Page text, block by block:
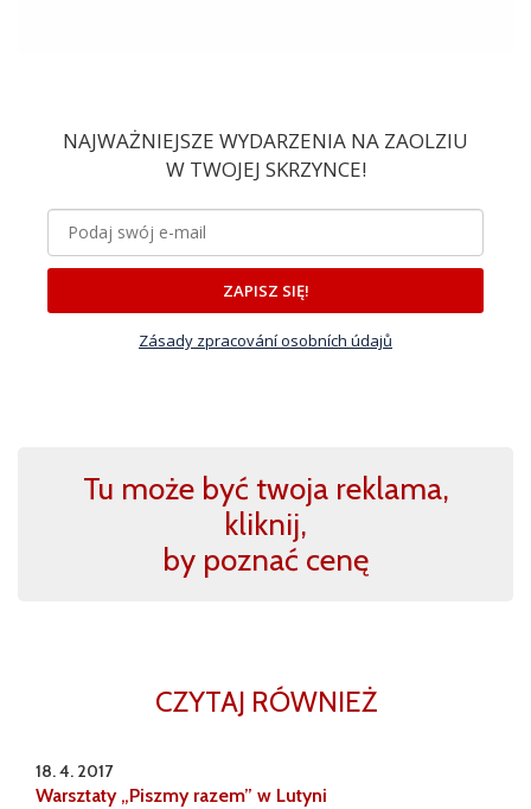
NAJWAŻNIEJSZE WYDARZENIA NA ZAOLZIU
W TWOJEJ SKRZYNCE!
ZAPISZ SIĘ!
Zásady zpracování osobních údajů
Tu może być twoja reklama,
kliknij,
by poznać cenę
CZYTAJ RÓWNIEŻ
18. 4. 2017
Warsztaty „Piszmy razem” w Lutyni